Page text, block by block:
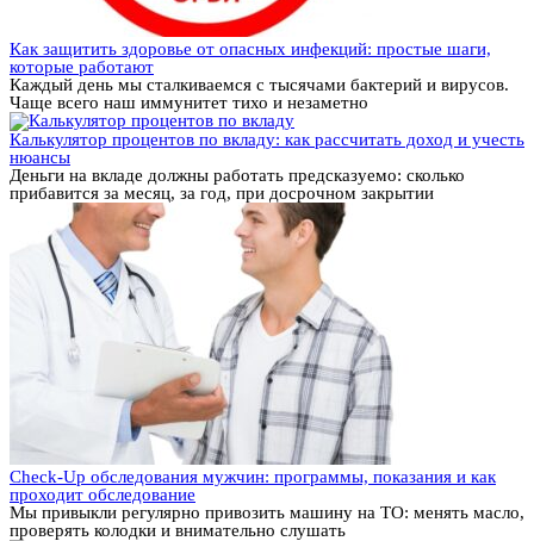
Как защитить здоровье от опасных инфекций: простые шаги,
которые работают
Каждый день мы сталкиваемся с тысячами бактерий и вирусов.
Чаще всего наш иммунитет тихо и незаметно
Калькулятор процентов по вкладу: как рассчитать доход и учесть
нюансы
Деньги на вкладе должны работать предсказуемо: сколько
прибавится за месяц, за год, при досрочном закрытии
Check-Up обследования мужчин: программы, показания и как
проходит обследование
Мы привыкли регулярно привозить машину на ТО: менять масло,
проверять колодки и внимательно слушать